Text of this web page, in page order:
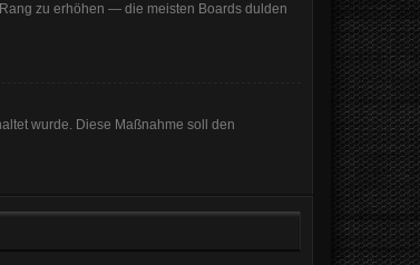
zu erhöhen — die meisten Boards dulden
wurde. Diese Maßnahme soll den